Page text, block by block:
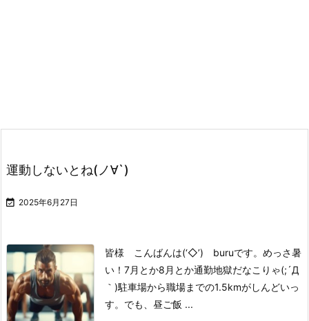
運動しないとね(ノ∀`)
 2025年6月27日
皆様 こんばんは(‘◇’)ゞburuです。 めっさ暑
い！ 7月とか8月とか通勤地獄だなこりゃ(;´Д
｀)駐車場から職場までの1.5kmがしんどいっ
す。 でも、昼ご飯 ...